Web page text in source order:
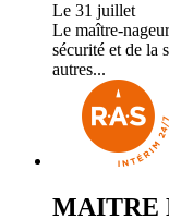
Le 31 juillet
Le maître-
sécurité et de la
autres...
MAITRE